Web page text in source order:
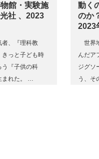
館・実験施
社 、2023
、『理科教
きっと子ども時
う『子供の科
れた。 …
動く
のか
2023
世界
んだア
ジグソ
う、そ